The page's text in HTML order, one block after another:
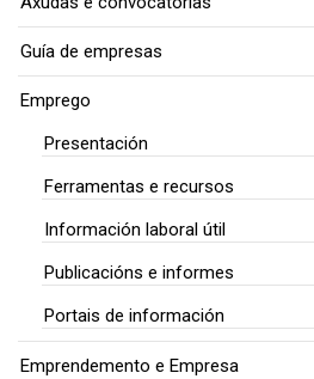
Guía de empresas
Emprego
Presentación
Ferramentas e recursos
Información laboral útil
Publicacións e informes
Portais de información
Emprendemento e Empresa